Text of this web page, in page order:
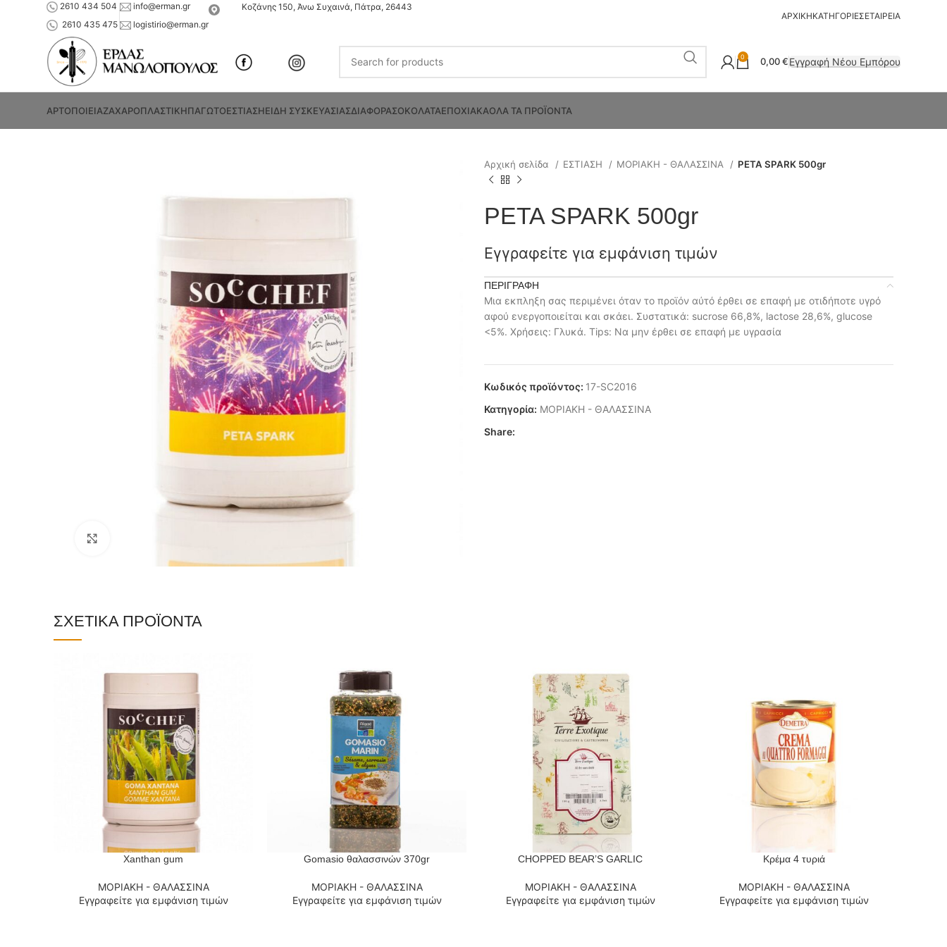
2610 434 504
2610 435 475
info@erman.gr
logistirio@erman.gr
Κοζάνης 150, Άνω Συχαινά, Πάτρα, 26443
ΑΡΧΙΚΗΚΑΤΗΓΟΡΙΕΣΕΤΑΙΡΕΙΑ
0 0,00€Εγγραφή Νέου Εμπόρου
ΑΡΤΟΠΟΙΕΙΑΖΑΧΑΡΟΠΛΑΣΤΙΚΗΠΑΓΩΤΟΕΣΤΙΑΣΗΕΙΔΗ ΣΥΣΚΕΥΑΣΙΑΣΔΙΑΦΟΡΑΣΟΚΟΛΑΤΑΕΠΟΧΙΑΚΑΟΛΑ ΤΑ ΠΡΟΪΟΝΤΑ
Αρχική σελίδα ΕΣΤΙΑΣΗ ΜΟΡΙΑΚΗ - ΘΑΛΑΣΣΙΝΑ PETA SPARK 500gr
PETA SPARK 500gr
Εγγραφείτε για εμφάνιση τιμών
ΠΕΡΙΓΡΑΦΉ
Μια εκπληξη σας περιμένει όταν το προϊόν αύτό έρθει σε επαφή με οτιδήποτε υγρό
αφού ενεργοποιείται και σκάει. Συστατικά: sucrose 66,8%, lactose 28,6%, glucose
<5%. Χρήσεις: Γλυκά. Tips: Να μην έρθει σε επαφή με υγρασία
Κωδικός προϊόντος: 17-SC2016
Κατηγορία: ΜΟΡΙΑΚΗ - ΘΑΛΑΣΣΙΝΑ
Share:
ΣΧΕΤΙΚΆ ΠΡΟΪΌΝΤΑ
ΔΙΑΒΆΣΤΕ ΠΕΡΙΣΣΌΤΕΡΑ
Xanthan gum
ΜΟΡΙΑΚΗ - ΘΑΛΑΣΣΙΝΑ
Εγγραφείτε για εμφάνιση τιμών
ΔΙΑΒΆΣΤΕ ΠΕΡΙΣΣΌΤΕΡΑ
Gomasio θαλασσινών 370gr
ΜΟΡΙΑΚΗ - ΘΑΛΑΣΣΙΝΑ
Εγγραφείτε για εμφάνιση τιμών
ΔΙΑΒΆΣΤΕ ΠΕΡΙΣΣΌΤΕΡΑ
CHOPPED BEAR’S GARLIC
ΜΟΡΙΑΚΗ - ΘΑΛΑΣΣΙΝΑ
Εγγραφείτε για εμφάνιση τιμών
ΔΙΑΒΆΣΤΕ ΠΕΡΙΣΣΌΤΕΡΑ
Κρέμα 4 τυριά
ΜΟΡΙΑΚΗ - ΘΑΛΑΣΣΙΝΑ
Εγγραφείτε για εμφάνιση τιμών